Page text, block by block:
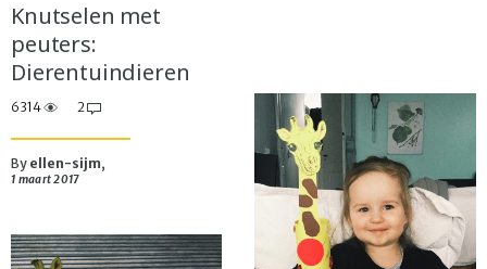
Knutselen met
peuters:
Dierentuindieren
6314 2
By ellen-sijm,
1 maart 2017